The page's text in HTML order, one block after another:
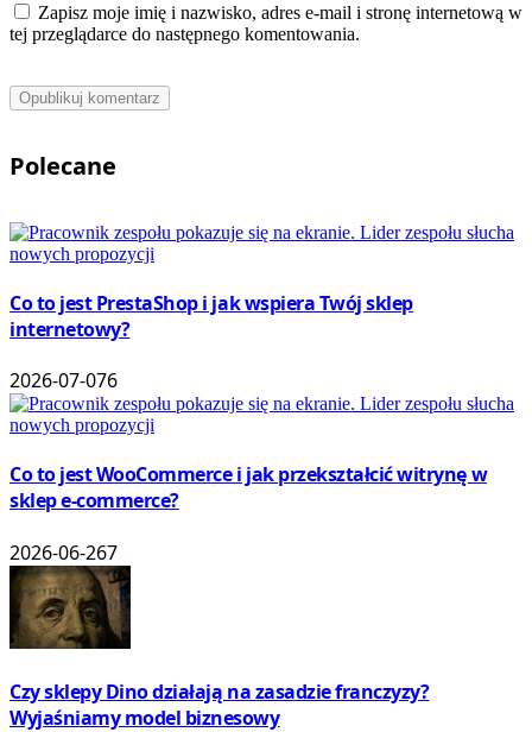
Zapisz moje imię i nazwisko, adres e-mail i stronę internetową w
tej przeglądarce do następnego komentowania.
Polecane
Co to jest PrestaShop i jak wspiera Twój sklep
internetowy?
2026-07-076
Co to jest WooCommerce i jak przekształcić witrynę w
sklep e-commerce?
2026-06-267
Czy sklepy Dino działają na zasadzie franczyzy?
Wyjaśniamy model biznesowy